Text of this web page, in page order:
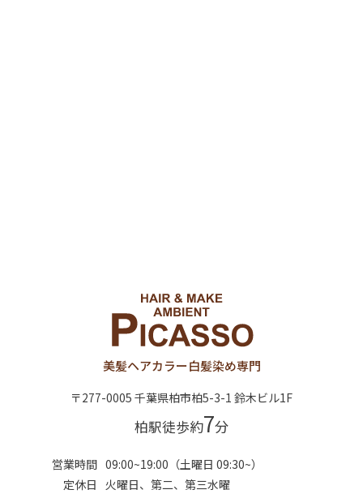
美髪ヘアカラー白髪染め専門
〒277-0005 千葉県柏市柏5-3-1 鈴木ビル1F
柏駅徒歩約7分
営業時間 09:00~19:00（土曜日 09:30~）
定休日
火曜日、第二、第三水曜